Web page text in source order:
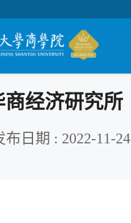
商经济研究所
布日期 : 2022-11-24